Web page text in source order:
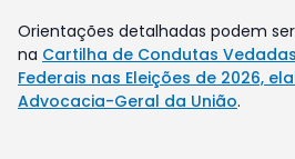
Orientações detalhadas podem
na Cartilha de Condutas
Federais nas Eleições de 2026,
Advocacia-Geral da União.